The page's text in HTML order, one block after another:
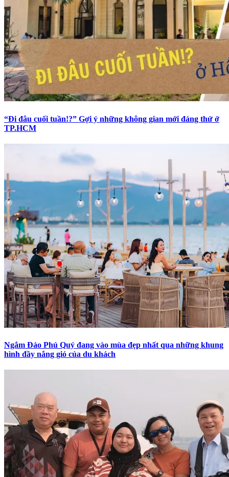
“Đi đâu cuối tuần!?” Gợi ý những không gian mới đáng thử ở
TP.HCM
Ngắm Đảo Phú Quý đang vào mùa đẹp nhất qua những khung
hình đầy nắng gió của du khách